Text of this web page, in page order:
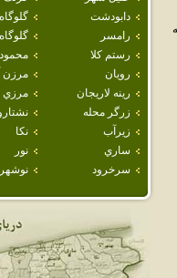
دابودشت
گلوگاه
رامسر
رستم كلا
رويان
مرزن
رينه لاريجان
مرزي
زرگر محله
زيرآب
نكا
ساري
نور
سرخرود
نوشهر